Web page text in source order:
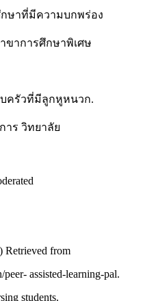
ษาที่มีความบกพร่อง
าการศึกษาพิเศษ
บครัวที่มีลูกหูหนวก.
ร วิทยาลัย
Retrieved from
assisted-learning-pal.
students.